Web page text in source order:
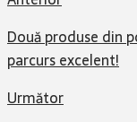
Două produse din
parcurs excelent!
Următor